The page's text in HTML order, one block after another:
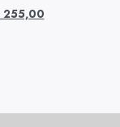
255,00